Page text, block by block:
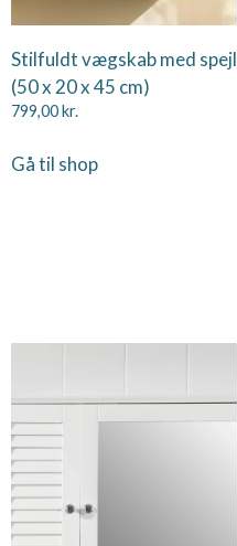
Stilfuldt vægskab med spejl
(50 x 20 x 45 cm)
799,00kr.
Gå til shop